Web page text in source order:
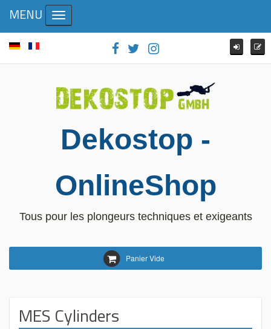
Dekostop -
OnlineShop
Tous pour les plongeurs techniques et exigeants
Panier Vide
MENU Toggle navigation
MES Cylinders